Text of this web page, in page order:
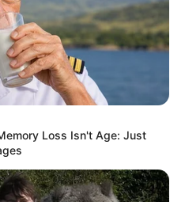
tari perut.
yang sama.
Loss Isn't Age: Just